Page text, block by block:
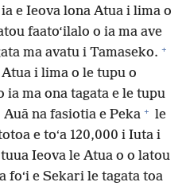
e Ieova lona Atua i lima o
faato‘ilalo o ia ma ave
ma avatu i Tamaseko. +
i lima o le tupu o
ia ma ona tagata e le tupu
Auā na fasiotia e Peka + le
e toʻa 120,000 i Iuta i
Ieova le Atua o o latou
foʻi e Sekari le tagata toa